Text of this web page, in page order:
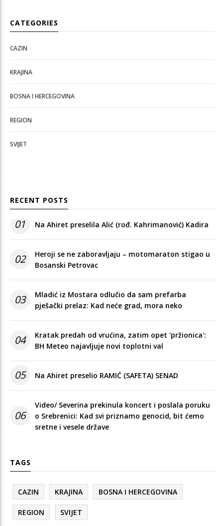
CATEGORIES
CAZIN
KRAJINA
BOSNA I HERCEGOVINA
REGION
SVIJET
RECENT POSTS
01 Na Ahiret preselila Alić (rođ. Kahrimanović) Kadira
02
Heroji se ne zaboravljaju – motomaraton stigao u
Bosanski Petrovac
03
Mladić iz Mostara odlučio da sam prefarba
pješački prelaz: Kad neće grad, mora neko
04
Kratak predah od vrućina, zatim opet 'pržionica':
BH Meteo najavljuje novi toplotni val
05 Na Ahiret preselio RAMIĆ (SAFETA) SENAD
06
Video/ Severina prekinula koncert i poslala poruku
o Srebrenici: Kad svi priznamo genocid, bit ćemo
sretne i vesele države
TAGS
CAZIN KRAJINA BOSNA I HERCEGOVINA
REGION SVIJET